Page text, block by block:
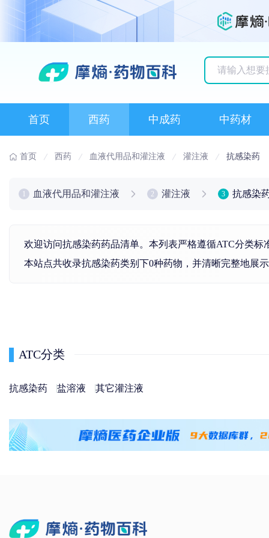
首页 西药 中成药 中药材
首页 西药 血液代用品和灌注液 灌注液 抗感染药
血液代用品和灌注液 2 灌注液 3 抗感染
欢迎访问抗感染药药品清单。本列表严格遵循ATC分类
本站点共收录抗感染药类别下0种药物，并清晰完整地展
ATC分类
抗感染药 盐溶液 其它灌注液